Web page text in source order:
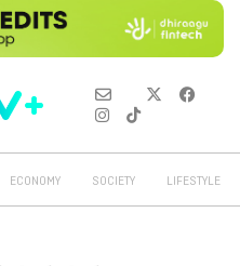
ECONOMY SOCIETY LIFESTYLE